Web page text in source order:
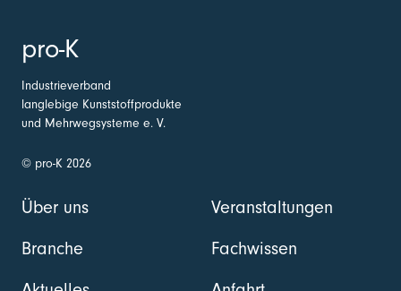
pro-K
Industrieverband
langlebige Kunststoffprodukte
und Mehrwegsysteme e. V.
© pro-K 2026
Über uns
Branche
Veranstaltungen
Fachwissen